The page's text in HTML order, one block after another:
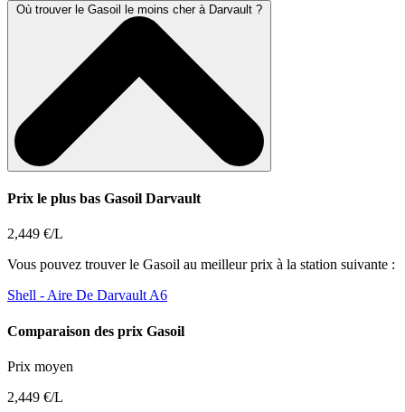
Où trouver le Gasoil le moins cher à Darvault ?
Prix le plus bas Gasoil Darvault
2,449 €/L
Vous pouvez trouver le Gasoil au meilleur prix à la station suivante :
Shell - Aire De Darvault A6
Comparaison des prix Gasoil
Prix moyen
2,449 €/L